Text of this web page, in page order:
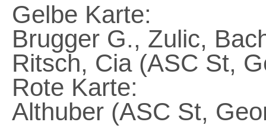
Gelbe Karte:
Brugger G., Zulic,
Ritsch, Cia (ASC St,
Rote Karte:
Althuber (ASC St,